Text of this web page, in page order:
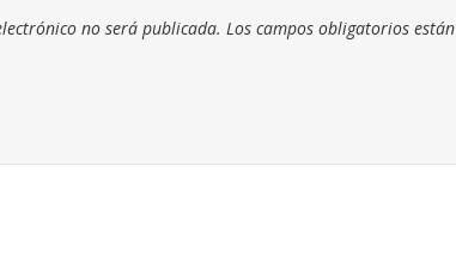
no será publicada. Los campos obligatorios están